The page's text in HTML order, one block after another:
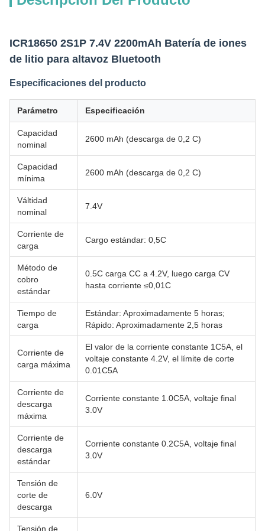
ICR18650 2S1P 7.4V 2200mAh Batería de iones
de litio para altavoz Bluetooth
Especificaciones del producto
Parámetro Especificación
Capacidad
nominal
2600 mAh (descarga de 0,2 C)
Capacidad
mínima
2600 mAh (descarga de 0,2 C)
Válti­dad
nominal
7.4V
Corriente de
carga
Cargo estándar: 0,5C
Método de
cobro
estándar
0.5C carga CC a 4.2V, luego carga CV
hasta corriente ≤0,01C
Tiempo de
carga
Estándar: Aproximadamente 5 horas;
Rápido: Aproximadamente 2,5 horas
Corriente de
carga máxima
El valor de la corriente constante 1C5A, el
voltaje constante 4.2V, el límite de corte
0.01C5A
Corriente de
descarga
máxima
Corriente constante 1.0C5A, voltaje final
3.0V
Corriente de
descarga
estándar
Corriente constante 0.2C5A, voltaje final
3.0V
Tensión de
corte de
descarga
6.0V
Tensión de